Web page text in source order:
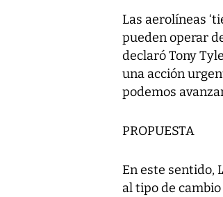
Las aerolíneas
pueden operar
declaró Tony
una acción
podemos
PROPUESTA
En este sentido,
al tipo de